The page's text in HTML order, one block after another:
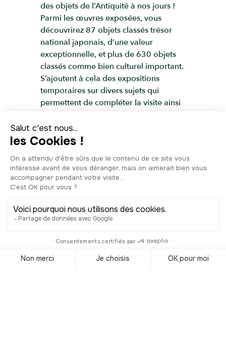
des objets de l’Antiquité à nos jours !
Parmi les œuvres exposées, vous
découvrirez 87 objets classés trésor
national japonais, d’une valeur
exceptionnelle, et plus de 630 objets
classés comme bien culturel important.
S’ajoutent à cela des expositions
temporaires sur divers sujets qui
permettent de compléter la visite ainsi
que des expositions à l’extérieur, dans
le jardin. C’est une belle façon de partir
à la rencontre des Japonais et
textile, la poterie et bien d’autres
domaines. Difficile de tout voir en une
seule fois tant il y a de choses à faire
à fait choisir les thèmes que vous
souhaitez pour en apprendre
davantage sur la culture de l’un des
pays les plus peuplés au monde.